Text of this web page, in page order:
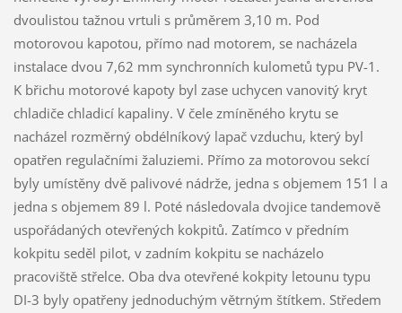
dvoulistou tažnou vrtuli s průměrem 3,10 m. Pod
motorovou kapotou, přímo nad motorem, se nacházela
instalace dvou 7,62 mm synchronních kulometů typu PV-1.
K břichu motorové kapoty byl zase uchycen vanovitý kryt
chladiče chladicí kapaliny. V čele zmíněného krytu se
nacházel rozměrný obdélníkový lapač vzduchu, který byl
opatřen regulačními žaluziemi. Přímo za motorovou sekcí
byly umístěny dvě palivové nádrže, jedna s objemem 151 l a
jedna s objemem 89 l. Poté následovala dvojice tandemově
uspořádaných otevřených kokpitů. Zatímco v předním
kokpitu seděl pilot, v zadním kokpitu se nacházelo
pracoviště střelce. Oba dva otevřené kokpity letounu typu
DI-3 byly opatřeny jednoduchým větrným štítkem. Středem